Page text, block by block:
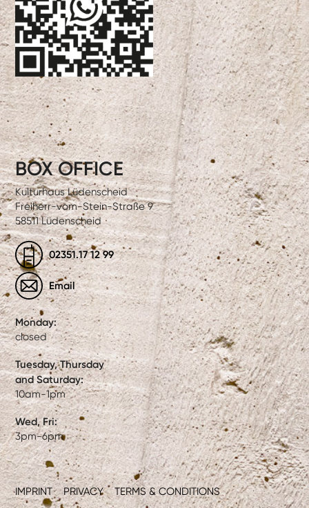
IMPRINT PRIVACY TERMS & CONDITIONS
BOX OFFICE
Kulturhaus Lüdenscheid
Freiherr-vom-Stein-Straße 9
58511 Lüdenscheid
02351.17 12 99
Email
Monday:
closed
Tuesday, Thursday
and Saturday:
10am-1pm
Wed, Fri:
3pm-6pm